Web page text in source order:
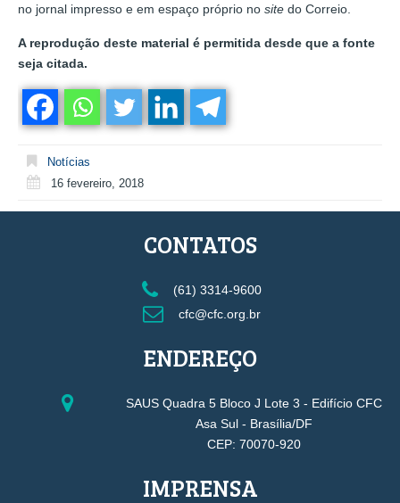
no jornal impresso e em espaço próprio no site do Correio.
A reprodução deste material é permitida desde que a fonte
seja citada.
Notícias
16 fevereiro, 2018
CONTATOS
(61) 3314-9600
cfc@cfc.org.br
ENDEREÇO
SAUS Quadra 5 Bloco J Lote 3 - Edifício CFC
Asa Sul - Brasília/DF
CEP: 70070-920
IMPRENSA